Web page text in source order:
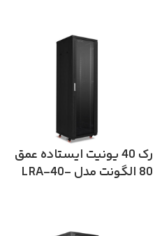
رک 40 یونیت ایستاده عمق
80 الگونت مدل LRA-40-